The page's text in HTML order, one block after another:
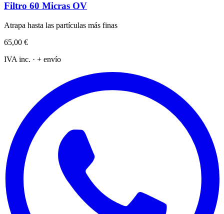
Filtro 60 Micras OV
Atrapa hasta las partículas más finas
65,00 €
IVA inc. · + envío